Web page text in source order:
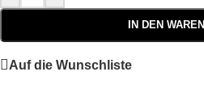
IN DEN
Auf die Wunschliste